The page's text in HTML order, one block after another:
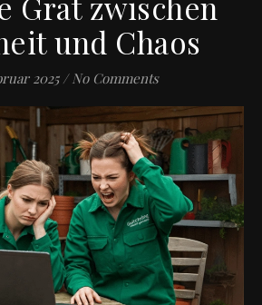
und Chaos
2025 / No Comments